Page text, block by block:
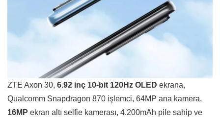
ZTE Axon 30, 6.92 inç 10-bit 120Hz OLED ekrana,
Qualcomm Snapdragon 870 işlemci, 64MP ana kamera,
16MP ekran altı selfie kamerası, 4.200mAh pile sahip ve